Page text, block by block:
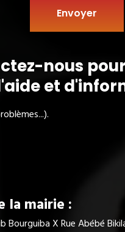
Envoyer
nous
et
la mairie :
Bourguiba X Rue Abébé